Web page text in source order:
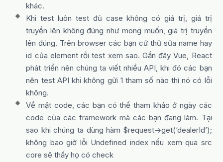
khác.
Khi test luôn test đủ case không có giá trị, giá trị
truyền lên không đúng như mong muốn, giá trị truyền
lên đúng. Trên browser các bạn cứ thử sửa name hay
id của element rồi test xem sao. Gần đây Vue, React
phát triển nên chúng ta viết nhiều API, khi đó các bạn
nên test API khi không gửi 1 tham số nào thì nó có lỗi
không.
Về mặt code, các bạn có thể tham khảo ở ngày các
code của các framework mà các bạn đang làm. Tại
sao khi chúng ta dùng hàm $request->get(‘dealerId’);
không bao giờ lỗi Undefined index nếu xem qua src
core sẽ thấy họ có check